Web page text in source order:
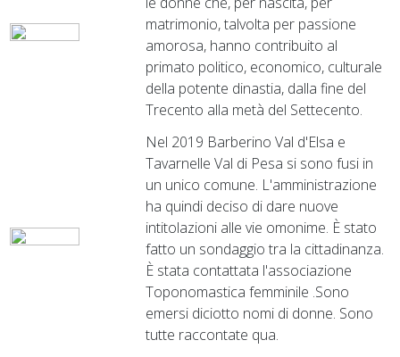
matrimonio, talvolta per passione
amorosa, hanno contribuito al
primato politico, economico, culturale
della potente dinastia, dalla fine del
Trecento alla metà del Settecento.
Nel 2019 Barberino Val d'Elsa e
Tavarnelle Val di Pesa si sono fusi in
un unico comune. L'amministrazione
ha quindi deciso di dare nuove
intitolazioni alle vie omonime. È stato
fatto un sondaggio tra la cittadinanza.
È stata contattata l'associazione
Toponomastica femminile .Sono
emersi diciotto nomi di donne. Sono
tutte raccontate qua.